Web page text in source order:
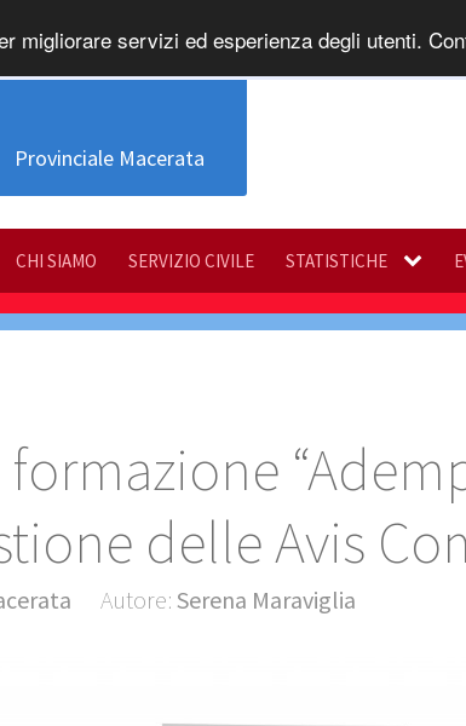
migliorare servizi ed esperienza degli utenti.
Provinciale Macerata
CHI SIAMO SERVIZIO CIVILE STATISTICHE
delle Avis
Autore: Serena Maraviglia